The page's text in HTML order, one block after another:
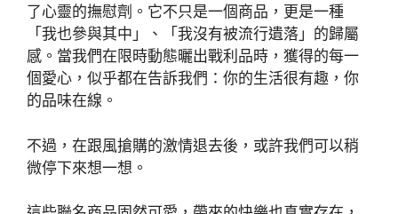
了心靈的撫慰劑。它不只是一個商品，更是一種
「我也參與其中」、「我沒有被流行遺落」的歸屬
感。當我們在限時動態曬出戰利品時，獲得的每一
個愛心，似乎都在告訴我們：你的生活很有趣，你
的品味在線。
不過，在跟風搶購的激情退去後，或許我們可以稍
微停下來想一想。